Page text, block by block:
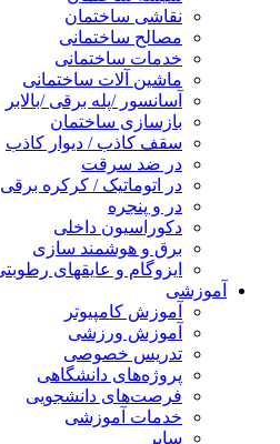
نقاشی ساختمان
مصالح ساختمانی
خدمات ساختمانی
ماشین آلات ساختمانی
آسانسور /پله برقی /بالابر
بازسازی ساختمان
سقف کاذب / دیوار کاذب
در ضد سرقت
در اتوماتیک / کرکره برقی
در و پنجره
دکوراسیون داخلی
برق و هوشمند سازی
ایزوگام و عایقهای رطوبتی
آموزشی
آموزش کامپیوتر
آموزش ورزشی
تدریس خصوصی
پروژه‌های دانشگاهی
فرصت‌های دانشجویی
خدمات آموزشی
سایر